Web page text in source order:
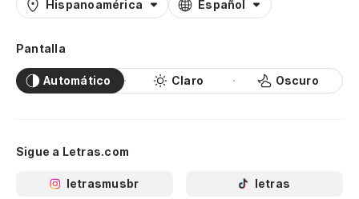
Hispanoamérica Español
Pantalla
Automático Claro Oscuro
Sigue a Letras.com
letrasmusbr letras